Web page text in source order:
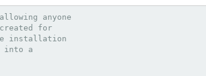
anyone
for
installation
into a